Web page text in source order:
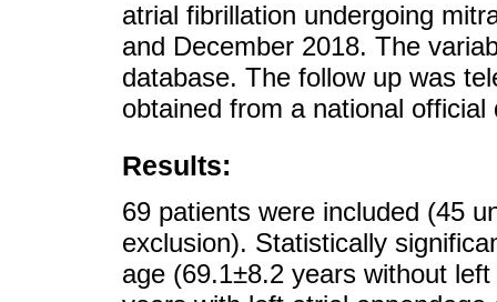
atrial fibrillation undergoing
and December 2018. The
database. The follow up was
obtained from a national official
Results:
69 patients were included (45
exclusion). Statistically
age (69.1±8.2 years without